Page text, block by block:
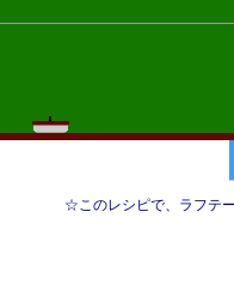
☆このレシピで、ラフテ